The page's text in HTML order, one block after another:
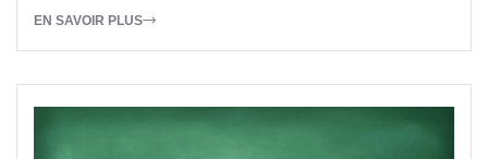
EN SAVOIR PLUS